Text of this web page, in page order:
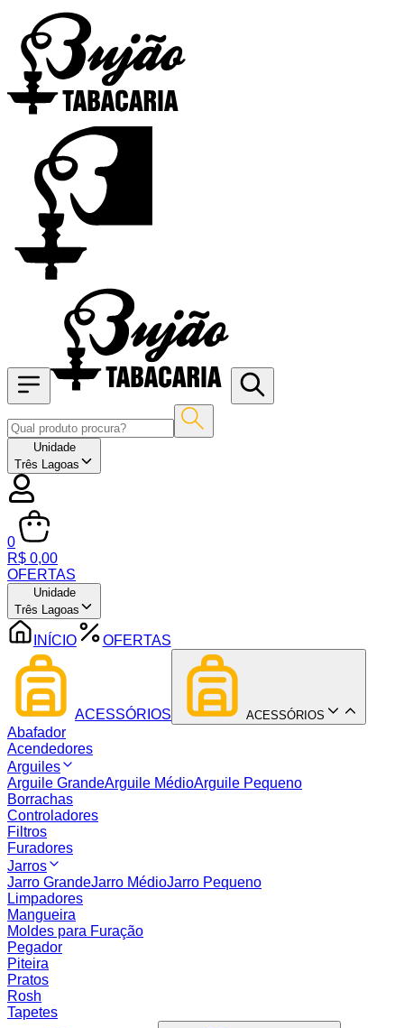
Unidade
Três Lagoas
0
R$ 0,00
OFERTAS
Unidade
Três Lagoas
INÍCIO OFERTAS
ACESSÓRIOS ACESSÓRIOS
Abafador
Acendedores
Arguiles
Arguile GrandeArguile MédioArguile Pequeno
Borrachas
Controladores
Filtros
Furadores
Jarros
Jarro GrandeJarro MédioJarro Pequeno
Limpadores
Mangueira
Moldes para Furação
Pegador
Piteira
Pratos
Rosh
Tapetes